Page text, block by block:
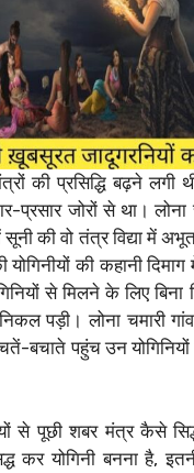
की प्रसिद्धि बढ़ने लगी
प्रसार जोरों से था। लोना
सूनी की वो तंत्र विद्या में
योगिनीयों की कहानी
से मिलने के लिए बिना
पड़ी। लोना चमारी
बचाते पहुंच उन
से पूछी शबर मंत्र कैसे
कर योगिनी बनना है,